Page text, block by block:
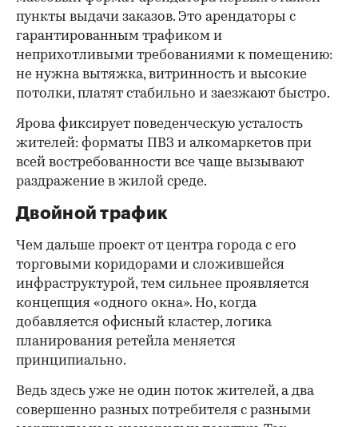
пункты выдачи заказов. Это арендаторы с
гарантированным трафиком и
неприхотливыми требованиями к помещению:
не нужна вытяжка, витринность и высокие
потолки, платят стабильно и заезжают быстро.
Ярова фиксирует поведенческую усталость
жителей: форматы ПВЗ и алкомаркетов при
всей востребованности все чаще вызывают
раздражение в жилой среде.
Двойной трафик
Чем дальше проект от центра города с его
торговыми коридорами и сложившейся
инфраструктурой, тем сильнее проявляется
концепция «одного окна». Но, когда
добавляется офисный кластер, логика
планирования ретейла меняется
принципиально.
Ведь здесь уже не один поток жителей, а два
совершенно разных потребителя с разными